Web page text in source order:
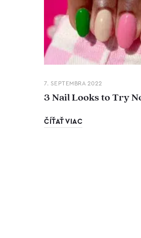
7. SEPTEMBRA 2022
3 Nail Looks to Try
ČÍŤAŤ VIAC